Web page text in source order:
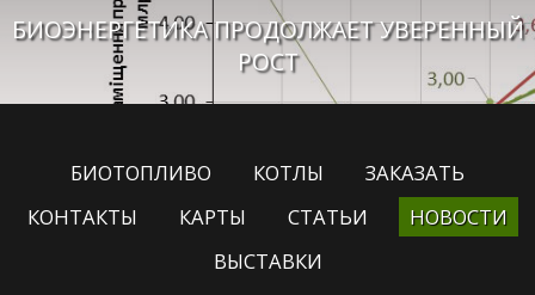
БИОЭНЕРГЕТИКА ПРОДОЛЖАЕТ УВЕРЕННЫЙ
РОСТ
БИОТОПЛИВО КОТЛЫ
ЗАКАЗАТЬ
КОНТАКТЫ
КАРТЫ СТАТЬИ
НОВОСТИ
ВЫСТАВКИ